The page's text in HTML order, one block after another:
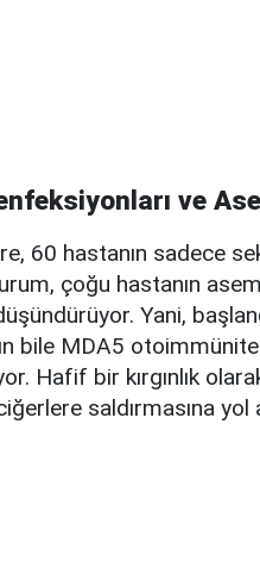
ve
60 hastanın sadece
çoğu hastanın
Yani,
bile MDA5
Hafif bir kırgınlık
saldırmasına